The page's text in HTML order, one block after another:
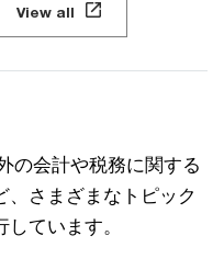
View all
の会計や税務に関する
、さまざまなトピック
ています。